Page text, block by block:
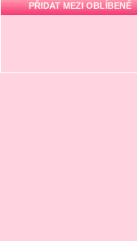
PŘIDAT MEZI OBLÍBENÉ